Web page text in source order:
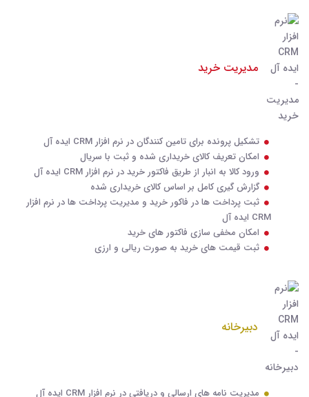
مدیریت خرید
تشکیل پرونده برای تامین کنندگان در نرم افزار CRM ایده آل
امکان تعریف کالای خریداری شده و ثبت با سریال
ورود کالا به انبار از طریق فاکتور خرید در نرم افزار CRM ایده آل
گزارش گیری کامل بر اساس کالای خریداری شده
ثبت پرداخت ها در فاکور خرید و مدیریت پرداخت ها در نرم افزار
CRM ایده آل
امکان مخفی سازی فاکتور های خرید
ثبت قیمت های خرید به صورت ریالی و ارزی
دبیرخانه
مدیریت نامه های ارسالی و دریافتی در نرم افزار CRM ایده آل